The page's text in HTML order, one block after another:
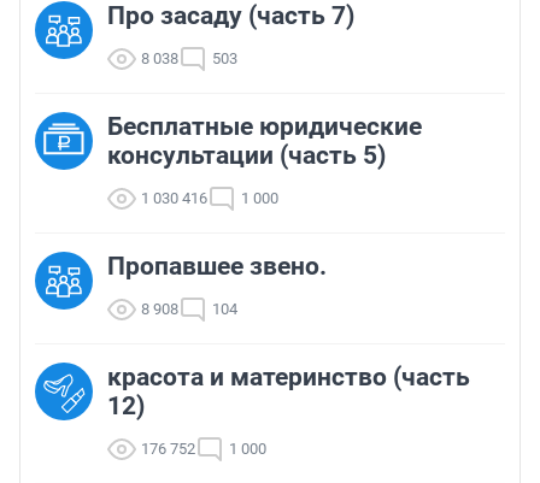
Про засаду (часть 7)
8 038 503
Бесплатные юридические
консультации (часть 5)
1 030 416 1 000
Пропавшее звено.
8 908 104
красота и материнство (часть
12)
176 752 1 000